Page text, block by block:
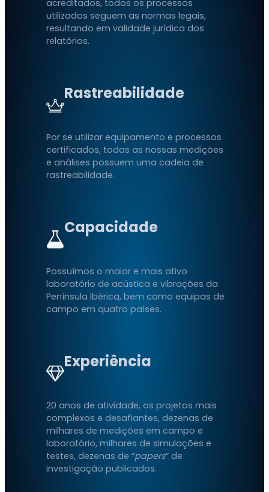
acreditados, todos os processos
utilizados seguem as normas legais,
resultando em validade jurídica dos
relatórios.
Rastreabilidade
Por se utilizar equipamento e processos
certificados, todas as nossas medições
e análises possuem uma cadeia de
rastreabilidade.
Capacidade
Possuímos o maior e mais ativo
laboratório de acústica e vibrações da
Península Ibérica, bem como equipas de
campo em quatro países.
Experiência
20 anos de atividade, os projetos mais
complexos e desafiantes, dezenas de
milhares de medições em campo e
laboratório, milhares de simulações e
testes, dezenas de “papers” de
investigação publicados.